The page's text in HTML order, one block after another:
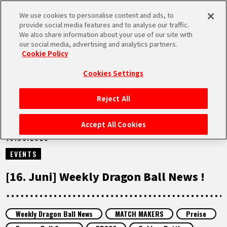
MEN
STARTSEITE
NEUES
HIGHLIGHTS
VIDEOS
VIDEOS
16.06.2025
EVENTS
[16. Juni] Weekly Dragon Ball News !
Weekly Dragon Ball News MATCH MAKERS
Preise
We use cookies to personalise content and ads, to
provide social media features and to analyse our traffic.
We also share information about your use of our site with
our social media, advertising and analytics partners.
Cookie Policy
Cookies Settings
Reject All
Accept All Cookies